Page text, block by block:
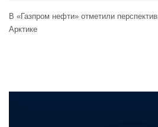
В «Газпром нефти» отметили
Арктике